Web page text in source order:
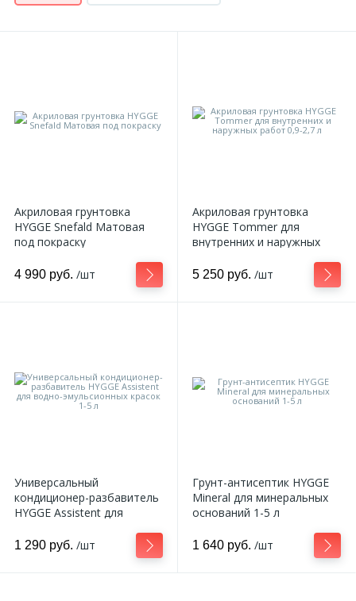
Акриловая грунтовка
HYGGE Snefald Матовая
под покраску
4 990 руб. /шт
Акриловая грунтовка
HYGGE Tommer для
внутренних и наружных
5 250 руб. /шт
Универсальный
кондиционер-разбавитель
HYGGE Assistent для
красок 1-5 л
1 290 руб. /шт
Грунт-антисептик HYGGE
Mineral для минеральных
оснований 1-5 л
1 640 руб. /шт